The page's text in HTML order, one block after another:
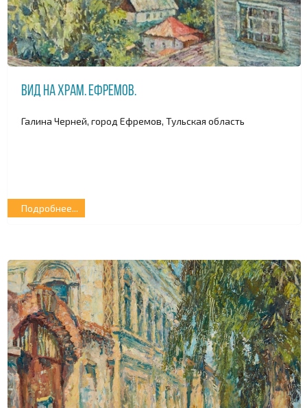
Вид на храм. Ефремов.
Галина Черней, город Ефремов, Тульская область
Подробнее...